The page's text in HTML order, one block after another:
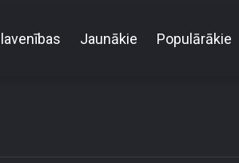
Jaunākie Populārākie